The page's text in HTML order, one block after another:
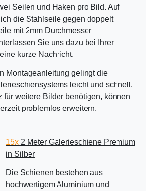
Seilen und Haken pro Bild. Auf
die Stahlseile gegen doppelt
mit 2mm Durchmesser
Sie uns dazu bei Ihrer
kurze Nachricht.
Montageanleitung gelingt die
leicht und schnell.
für weitere Bilder benötigen, können
problemlos erweitern.
15x 2 Meter Galerieschiene Premium
in Silber
Die Schienen bestehen aus
hochwertigem Aluminium und